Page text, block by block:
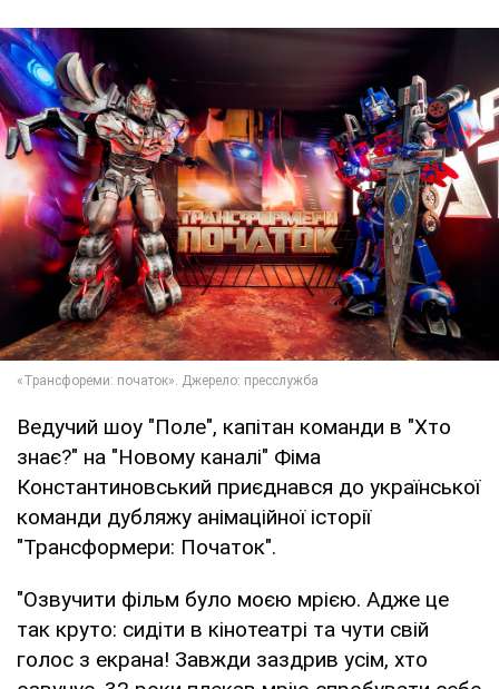
Ведучий шоу "Поле", капітан команди в "Хто
знає?" на "Новому каналі" Фіма
Константиновський приєднався до української
команди дубляжу анімаційної історії
"Трансформери: Початок".
"Озвучити фільм було моєю мрією. Адже це
так круто: сидіти в кінотеатрі та чути свій
голос з екрана! Завжди заздрив усім, хто